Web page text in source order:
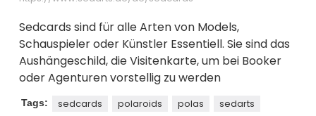
Sedcards sind für alle Arten von Models,
Schauspieler oder Künstler Essentiell. Sie sind das
Aushängeschild, die Visitenkarte, um bei Booker
oder Agenturen vorstellig zu werden
Tags: sedcards polaroids polas
sedarts